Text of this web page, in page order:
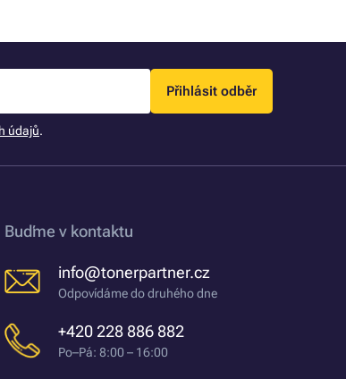
Přihlásit odběr
údajů.
Buďme v kontaktu
info@tonerpartner.cz
Odpovídáme do druhého dne
+420 228 886 882
Po–Pá: 8:00 – 16:00